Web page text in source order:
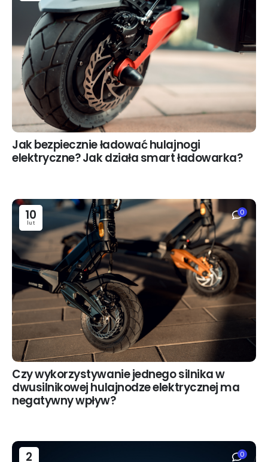
Jak bezpiecznie ładować hulajnogi
elektryczne? Jak działa smart ładowarka?
10
lut
0
Czy wykorzystywanie jednego silnika w
dwusilnikowej hulajnodze elektrycznej ma
negatywny wpływ?
2 0